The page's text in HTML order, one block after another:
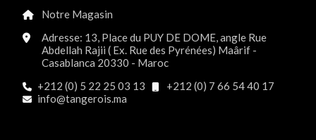
Notre Magasin
Adresse: 13, Place du PUY DE DOME, angle Rue
Abdellah Rajii ( Ex. Rue des Pyrénées) Maârif -
Casablanca 20330 - Maroc
+212 (0) 5 22 25 03 13
+212 (0) 7 66 54 40 17
info@tangerois.ma